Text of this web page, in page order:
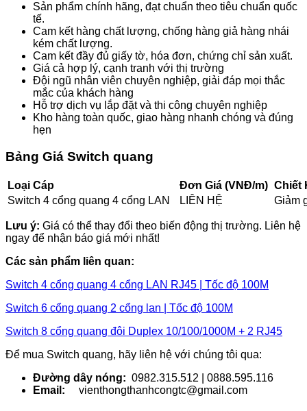
Sản phẩm chính hãng, đạt chuẩn theo tiêu chuẩn quốc
tế.
Cam kết hàng chất lượng, chống hàng giả hàng nhái
kém chất lượng.
Cam kết đầy đủ giấy tờ, hóa đơn, chứng chỉ sản xuất.
Giá cả hợp lý, cạnh tranh với thị trường
Đội ngũ nhân viên chuyên nghiệp, giải đáp mọi thắc
mắc của khách hàng
Hỗ trợ dịch vụ lắp đặt và thi công chuyên nghiệp
Kho hàng toàn quốc, giao hàng nhanh chóng và đúng
hẹn
Bảng Giá Switch quang
Loại Cáp Đơn Giá (VNĐ/m) Chiết
Switch 4 cổng quang 4 cổng LAN
LIÊN HỆ Giảm
Lưu ý: Giá có thể thay đổi theo biến động thị trường. Liên hệ
ngay để nhận báo giá mới nhất!
Các sản phẩm liên quan:
Switch 4 cổng quang 4 cổng LAN RJ45 | Tốc độ 100M
Switch 6 cổng quang 2 cổng lan | Tốc độ 100M
Switch 8 cổng quang đôi Duplex 10/100/1000M + 2 RJ45
Để mua Switch quang, hãy liên hệ với chúng tôi qua:
Đường dây nóng: 0982.315.512 | 0888.595.116
Email: vienthongthanhcongtc@gmail.com